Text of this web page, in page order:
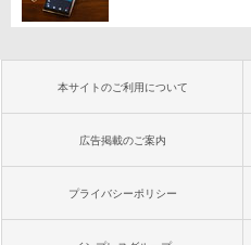
本サイトのご利用について
広告掲載のご案内
プライバシーポリシー